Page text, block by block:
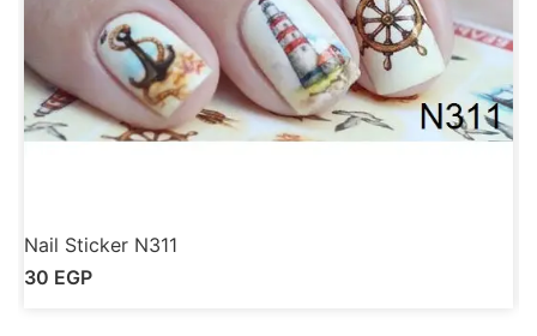
Nail Sticker N311
30 EGP